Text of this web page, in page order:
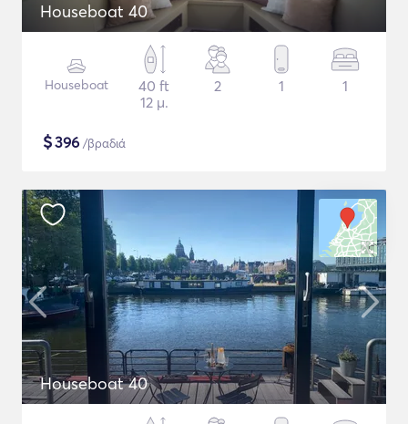
Houseboat 40
Houseboat
40 ft
12 μ.
2 1 1
$396 /βραδιά
Houseboat 40